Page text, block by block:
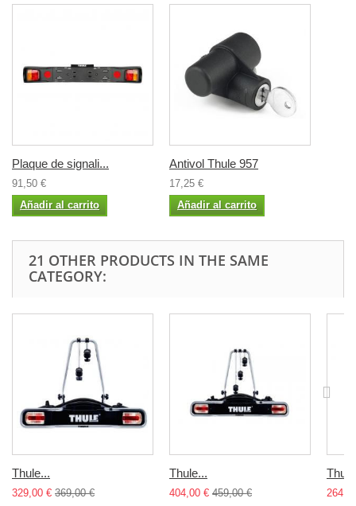
Plaque de signali...
91,50 €
Añadir al carrito
Antivol Thule 957
17,25 €
Añadir al carrito
21 OTHER PRODUCTS IN THE SAME
CATEGORY:
Thule...
329,00 € 369,00 €
Thule...
404,00 € 459,00 €